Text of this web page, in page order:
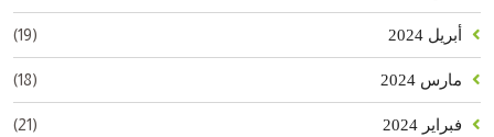
أبريل 2024 (19)
مارس 2024 (18)
فبراير 2024 (21)